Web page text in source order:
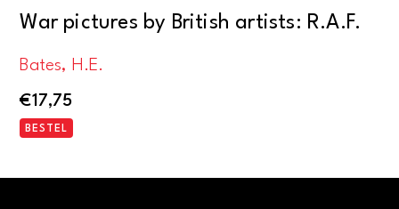
War pictures by British artists: R.A.F.
Bates, H.E.
€17,75
BESTEL